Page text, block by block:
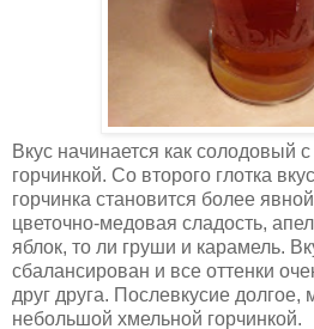
Вкус начинается как солодовый
горчинкой. Со второго глотка
горчинка становится более
цветочно-медовая сладость,
яблок, то ли груши и карамель.
сбалансирован и все оттенки
друг друга. Послевкусие долгое,
небольшой хмельной горчинкой.